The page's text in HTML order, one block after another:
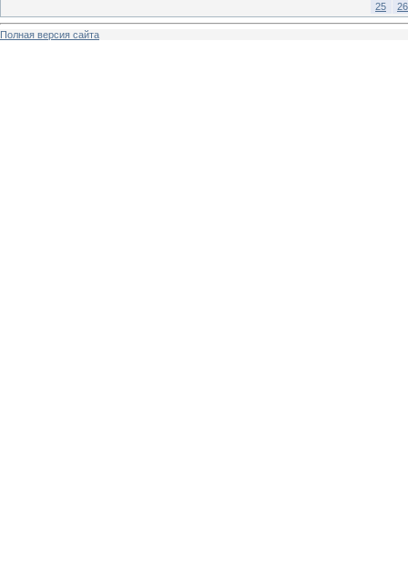
25
26
Полная версия сайта